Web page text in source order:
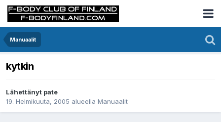
Manuaalit
kytkin
Lähettänyt pate
19. Helmikuuta, 2005 alueella Manuaalit